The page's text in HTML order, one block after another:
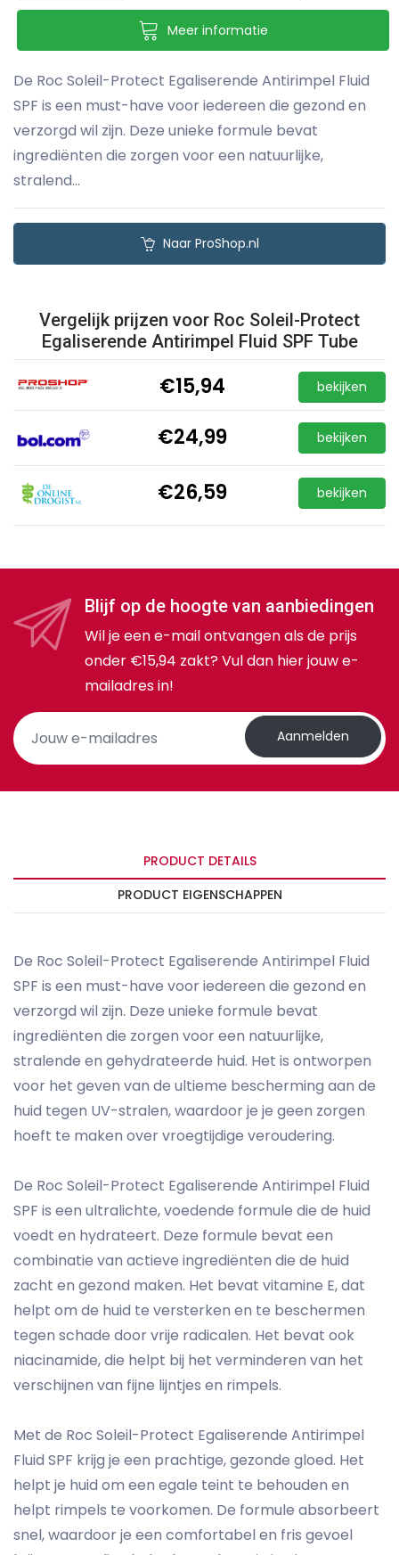
Meer informatie
De Roc Soleil-Protect Egaliserende Antirimpel Fluid
SPF is een must-have voor iedereen die gezond en
verzorgd wil zijn. Deze unieke formule bevat
ingrediënten die zorgen voor een natuurlijke,
stralend...
Naar ProShop.nl
Vergelijk prijzen voor Roc Soleil-Protect
Egaliserende Antirimpel Fluid SPF Tube
€15,94 bekijken
€24,99 bekijken
€26,59 bekijken
Blijf op de hoogte van aanbiedingen
Wil je een e-mail ontvangen als de prijs
onder €15,94 zakt? Vul dan hier jouw e-
mailadres in!
Aanmelden
PRODUCT DETAILS
PRODUCT EIGENSCHAPPEN
De Roc Soleil-Protect Egaliserende Antirimpel Fluid
SPF is een must-have voor iedereen die gezond en
verzorgd wil zijn. Deze unieke formule bevat
ingrediënten die zorgen voor een natuurlijke,
stralende en gehydrateerde huid. Het is ontworpen
voor het geven van de ultieme bescherming aan de
huid tegen UV-stralen, waardoor je je geen zorgen
hoeft te maken over vroegtijdige veroudering.
De Roc Soleil-Protect Egaliserende Antirimpel Fluid
SPF is een ultralichte, voedende formule die de huid
voedt en hydrateert. Deze formule bevat een
combinatie van actieve ingrediënten die de huid
zacht en gezond maken. Het bevat vitamine E, dat
helpt om de huid te versterken en te beschermen
tegen schade door vrije radicalen. Het bevat ook
niacinamide, die helpt bij het verminderen van het
verschijnen van fijne lijntjes en rimpels.
Met de Roc Soleil-Protect Egaliserende Antirimpel
Fluid SPF krijg je een prachtige, gezonde gloed. Het
helpt je huid om een egale teint te behouden en
helpt rimpels te voorkomen. De formule absorbeert
snel, waardoor je een comfortabel en fris gevoel